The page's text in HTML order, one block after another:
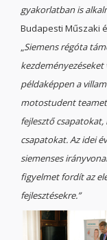
gyakorlatban is
Budapesti Műszaki
„Siemens régóta
példaképpen a
motostudent
fejlesztő csapatokat,
csapatokat. Az idei
siemenses
figyelmet fordít az
fejlesztésekre.”